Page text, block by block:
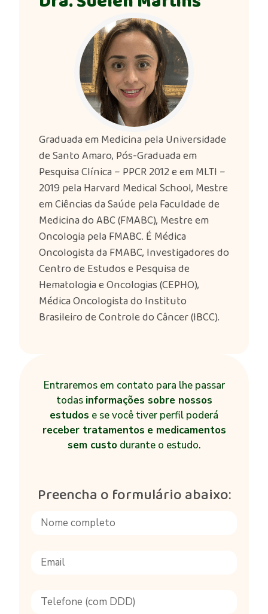
Graduada em Medicina pela Universidade
de Santo Amaro, Pós-Graduada em
Pesquisa Clínica – PPCR 2012 e em MLTI –
2019 pela Harvard Medical School, Mestre
em Ciências da Saúde pela Faculdade de
Medicina do ABC (FMABC), Mestre em
Oncologia pela FMABC. É Médica
Oncologista da FMABC, Investigadores do
Centro de Estudos e Pesquisa de
Hematologia e Oncologias (CEPHO),
Médica Oncologista do Instituto
Brasileiro de Controle do Câncer (IBCC).
Entraremos em contato para lhe passar
todas informações sobre nossos
estudos e se você tiver perfil poderá
receber tratamentos e medicamentos
sem custodurante o estudo.
Preencha o formulário abaixo: